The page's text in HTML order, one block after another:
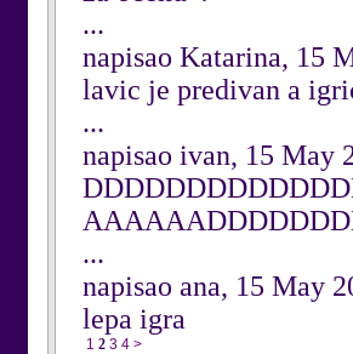
...
napisao Katarina, 15
lavic je predivan a
...
napisao ivan, 15 May
...
napisao ana, 15 May
lepa igra
1 2 3 4 >